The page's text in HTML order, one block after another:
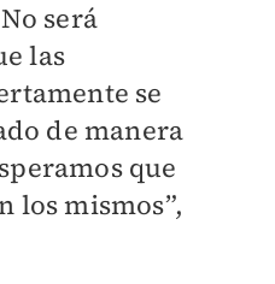
será
las
se
de manera
que
los mismos”,